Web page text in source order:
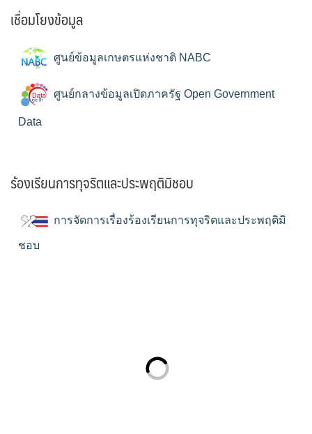
เชื่อมโยงข้อมูล
ศูนย์ข้อมูลเกษตรแห่งชาติ NABC
ศูนย์กลางข้อมูลเปิดภาครัฐ Open Government
Data
ร้องเรียนการทุจริตและประพฤติมิชอบ
การจัดการเรื่องร้องเรียนการทุจริตและประพฤติมิ
ชอบ